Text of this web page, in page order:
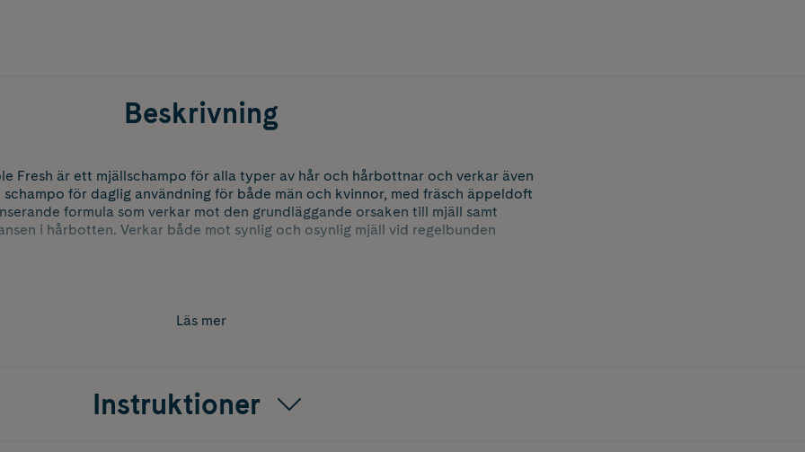
Beskrivning
Fresh är ett mjällschampo för alla typer av hår och hårbottnar och verkar även
för daglig användning för både män och kvinnor, med fräsch äppeldoft
formula som verkar mot den grundläggande orsaken till mjäll samt
i hårbotten. Verkar både mot synlig och osynlig mjäll vid regelbunden
Läs mer
Instruktioner